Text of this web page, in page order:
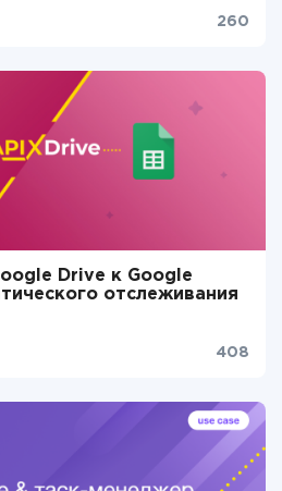
260
Drive к Google
отслеживания
408